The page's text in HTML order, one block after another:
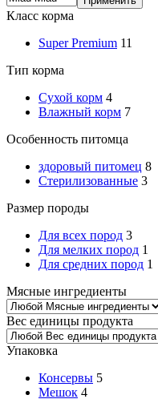
Класс корма
Super Premium 11
Тип корма
Сухой корм 4
Влажный корм 7
Особенность питомца
здоровый питомец 8
Стерилизованные 3
Размер породы
Для всех пород 3
Для мелких пород 1
Для средних пород 1
Мясные ингредиенты
Вес единицы продукта
Упаковка
Консервы 5
Мешок 4